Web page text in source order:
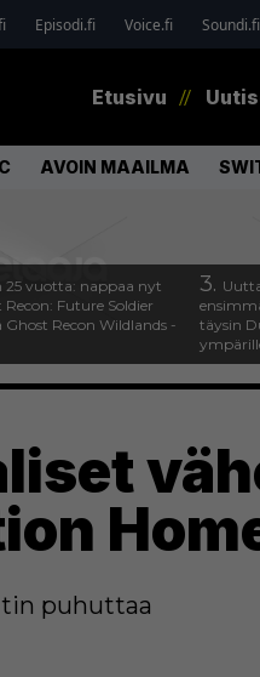
Episodi.fi Voice.fi Soundi.fi
Etusivu
AVOIN MAAILMA
25 vuotta: nappaa nyt
Recon: Future Soldier
Recon Wildlands -
3.
täysin
puhuttaa